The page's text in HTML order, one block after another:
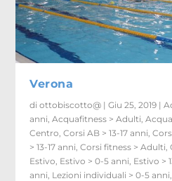
Verona
diottobiscotto@ |Giu 25, 2019 |
anni ,Acquafitness > Adulti ,
Centro ,Corsi AB > 13-17 anni ,
> 13-17 anni ,Corsi fitness > Adulti ,
Estivo Estivo > 0-5 anni Estivo >
anni Lezioni individuali > 0-5 anni